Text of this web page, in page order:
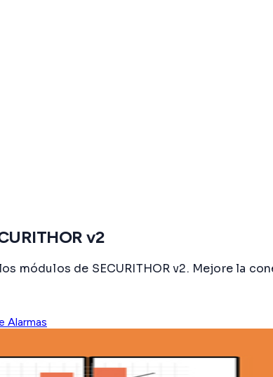
v2
módulos de SECURITHOR v2. Mejore la
Alarmas